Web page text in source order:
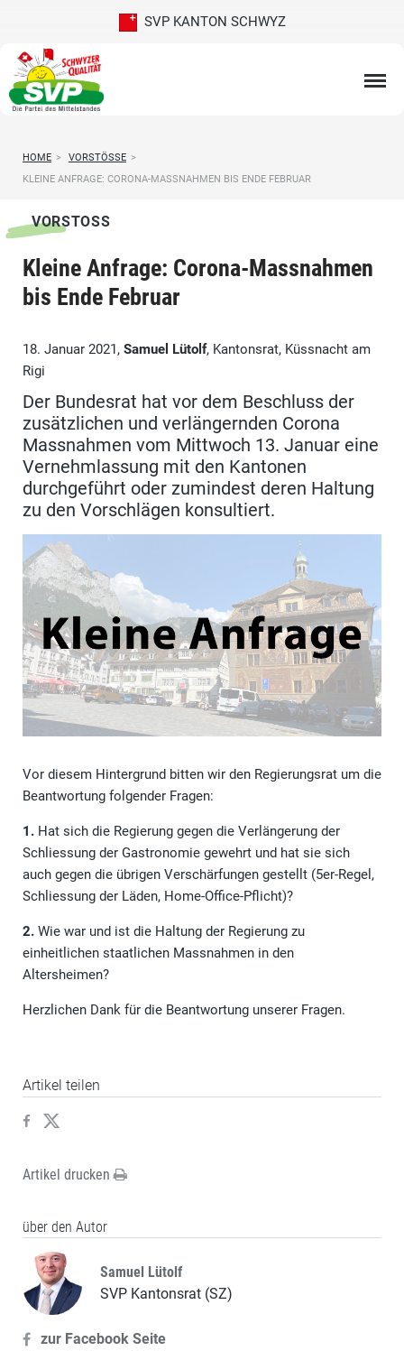
SVP KANTON SCHWYZ
HOME > VORSTÖSSE >
KLEINE ANFRAGE: CORONA-MASSNAHMEN BIS ENDE FEBRUAR
VORSTOSS
Kleine Anfrage: Corona-Massnahmen
bis Ende Februar
18. Januar 2021, Samuel Lütolf, Kantonsrat, Küssnacht am
Rigi
Der Bundesrat hat vor dem Beschluss der
zusätzlichen und verlängernden Corona
Massnahmen vom Mittwoch 13. Januar eine
Vernehmlassung mit den Kantonen
durchgeführt oder zumindest deren Haltung
zu den Vorschlägen konsultiert.
Vor diesem Hintergrund bitten wir den Regierungsrat um die
Beantwortung folgender Fragen:
1. Hat sich die Regierung gegen die Verlängerung der
Schliessung der Gastronomie gewehrt und hat sie sich
auch gegen die übrigen Verschärfungen gestellt (5er-Regel,
Schliessung der Läden, Home-Office-Pflicht)?
2. Wie war und ist die Haltung der Regierung zu
einheitlichen staatlichen Massnahmen in den
Altersheimen?
Herzlichen Dank für die Beantwortung unserer Fragen.
Artikel teilen
Artikel drucken
über den Autor
Samuel Lütolf
SVP Kantonsrat (SZ)
zur Facebook Seite